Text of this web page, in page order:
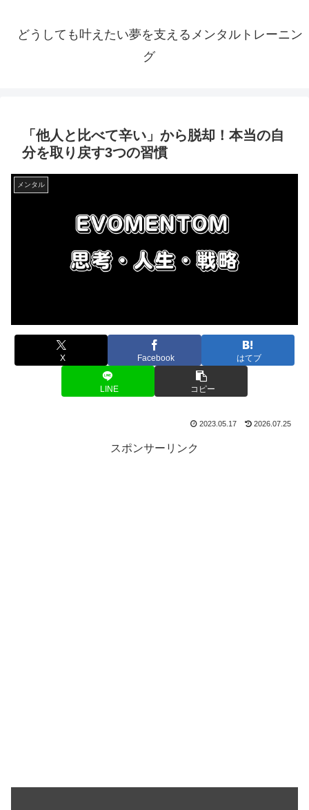
どうしても叶えたい夢を支えるメンタルトレーニン
グ
「他人と比べて辛い」から脱却！本当の自
分を取り戻す3つの習慣
メンタル
X Facebook はてブ
LINE コピー
2023.05.17 2026.07.25
スポンサーリンク